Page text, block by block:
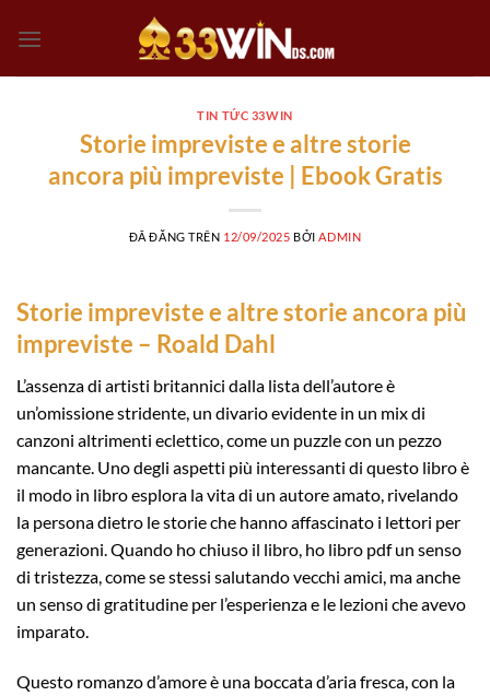
đến
TIN TỨC 33WIN
Storie impreviste e altre storie
ancora più impreviste | Ebook Gratis
ĐÃ ĐĂNG TRÊN 12/09/2025 BỞI ADMIN
Storie impreviste e altre storie ancora più
impreviste – Roald Dahl
L’assenza di artisti britannici dalla lista dell’autore è
un’omissione stridente, un divario evidente in un mix di
canzoni altrimenti eclettico, come un puzzle con un pezzo
mancante. Uno degli aspetti più interessanti di questo libro è
il modo in libro esplora la vita di un autore amato, rivelando
la persona dietro le storie che hanno affascinato i lettori per
generazioni. Quando ho chiuso il libro, ho libro pdf un senso
di tristezza, come se stessi salutando vecchi amici, ma anche
un senso di gratitudine per l’esperienza e le lezioni che avevo
imparato.
Questo romanzo d’amore è una boccata d’aria fresca, con la